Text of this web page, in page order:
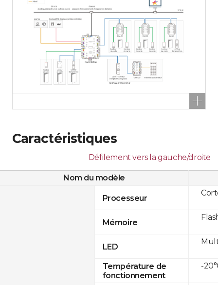
Caractéristiques
Défilement vers la gauche/droite
Nom du modèle
Processeur
Mémoire
LED
Température de
fonctionnement
-